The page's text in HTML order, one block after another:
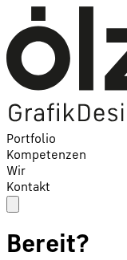
Portfolio
Kompetenzen
Wir
Kontakt
Bereit?